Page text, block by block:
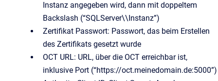
Instanz angegeben wird, dann mit doppeltem
Backslash (“SQLServer\\Instanz”)
Zertifikat Passwort: Passwort, das beim Erstellen
des Zertifikats gesetzt wurde
OCT URL: URL, über die OCT erreichbar ist,
inklusive Port (“https://oct.meinedomain.de:5000”)